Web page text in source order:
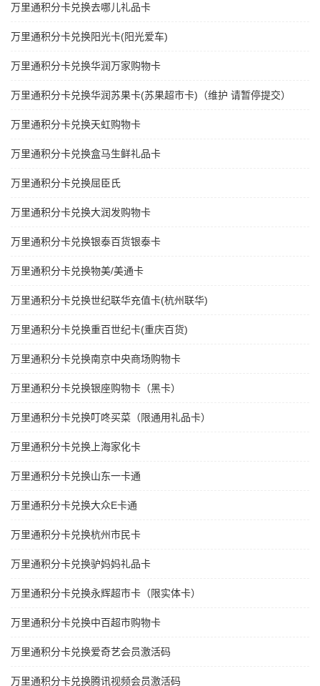
万里通积分卡兑换去哪儿礼品卡
万里通积分卡兑换阳光卡(阳光爱车)
万里通积分卡兑换华润万家购物卡
万里通积分卡兑换华润苏果卡(苏果超市卡)（维护 请暂停提交）
万里通积分卡兑换天虹购物卡
万里通积分卡兑换盒马生鲜礼品卡
万里通积分卡兑换屈臣氏
万里通积分卡兑换大润发购物卡
万里通积分卡兑换银泰百货银泰卡
万里通积分卡兑换物美/美通卡
万里通积分卡兑换世纪联华充值卡(杭州联华)
万里通积分卡兑换重百世纪卡(重庆百货)
万里通积分卡兑换南京中央商场购物卡
万里通积分卡兑换银座购物卡（黑卡）
万里通积分卡兑换叮咚买菜（限通用礼品卡）
万里通积分卡兑换上海家化卡
万里通积分卡兑换山东一卡通
万里通积分卡兑换大众E卡通
万里通积分卡兑换杭州市民卡
万里通积分卡兑换驴妈妈礼品卡
万里通积分卡兑换永辉超市卡（限实体卡）
万里通积分卡兑换中百超市购物卡
万里通积分卡兑换爱奇艺会员激活码
万里通积分卡兑换腾讯视频会员激活码